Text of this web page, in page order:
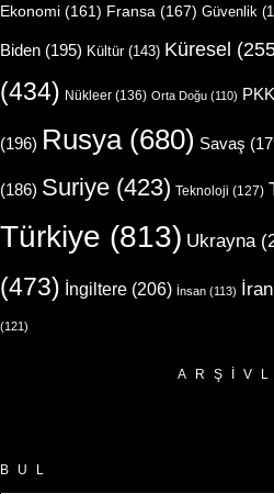
Ekonomi (161) Fransa (167) Güvenlik
Biden (195) Kültür(143) Küresel
(434) Nükleer (136) Orta Doğu (110) PKK
(196) Rusya(680) Savaş
(186) Suriye (423) Teknoloji (127)
Türkiye (813) Ukrayna
(473) İngiltere (206) İnsan (113) İran
(121)
BUL